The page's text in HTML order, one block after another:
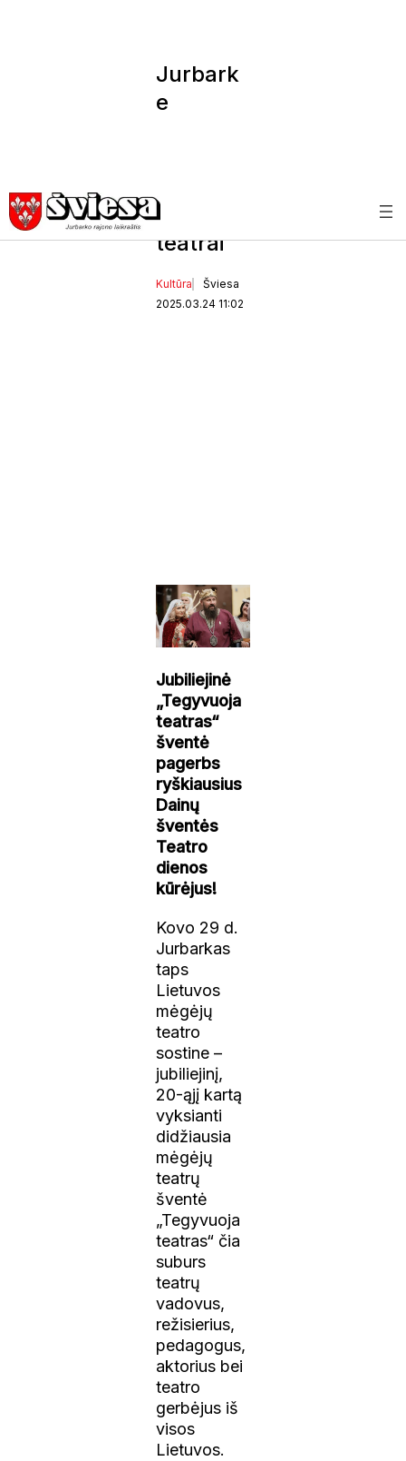
Jurbark
e
šventės
teatrai
Kultūra
Šviesa
2025.03.24 11:02
Jubiliejinė
„Tegyvuoja
teatras“
šventė
pagerbs
ryškiausius
Dainų
šventės
Teatro
dienos
kūrėjus!
Kovo 29 d.
Jurbarkas
taps
Lietuvos
mėgėjų
teatro
sostine –
jubiliejinį,
20-ąjį kartą
vyksianti
didžiausia
mėgėjų
teatrų
šventė
„Tegyvuoja
teatras“ čia
suburs
teatrų
vadovus,
režisierius,
pedagogus,
aktorius bei
teatro
gerbėjus iš
visos
Lietuvos.